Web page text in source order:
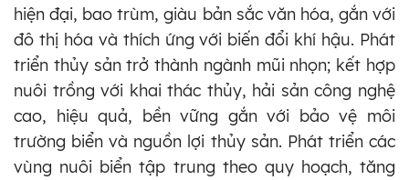
hiện đại, bao trùm, giàu bản sắc văn hóa, gắn với
đô thị hóa và thích ứng với biến đổi khí hậu. Phát
triển thủy sản trở thành ngành mũi nhọn; kết hợp
nuôi trồng với khai thác thủy, hải sản công nghệ
cao, hiệu quả, bền vững gắn với bảo vệ môi
trường biển và nguồn lợi thủy sản. Phát triển các
vùng nuôi biển tập trung theo quy hoạch, tăng